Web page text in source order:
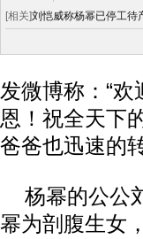
[相关]刘恺威称杨幂已停工待
发微博称：“
恩！祝全天下
爸爸也迅速的
杨幂的公公
幂为剖腹生女